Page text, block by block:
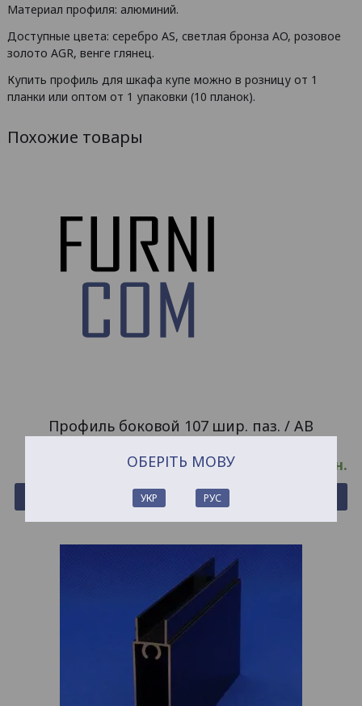
Материал профиля: алюминий.
Доступные цвета: серебро AS, светлая бронза AO, розовое
золото AGR, венге глянец.
Купить профиль для шкафа купе можно в розницу от 1
планки или оптом от 1 упаковки (10 планок).
Похожие товары
Профиль боковой 107 шир. паз. / AB
грн.
ОБЕРІТЬ МОВУ
УКР РУС